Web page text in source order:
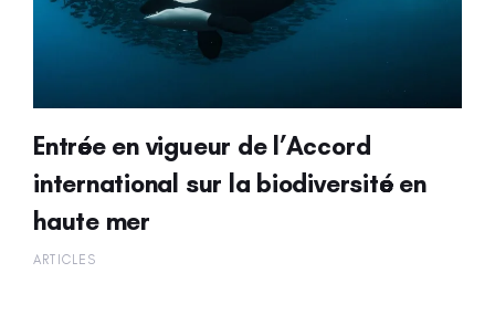
Entrée en vigueur de l’Accord
international sur la biodiversité en
haute mer
ARTICLES